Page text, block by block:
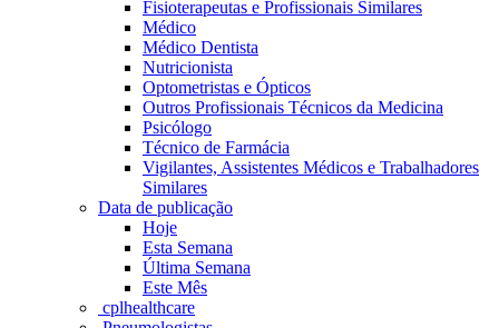
Fisioterapeutas e Profissionais Similares
Médico
Médico Dentista
Nutricionista
Optometristas e Ópticos
Outros Profissionais Técnicos da Medicina
Psicólogo
Técnico de Farmácia
Vigilantes, Assistentes Médicos e Trabalhadores
Similares
Data de publicação
Hoje
Esta Semana
Última Semana
Este Mês
‎ cplhealthcare‬